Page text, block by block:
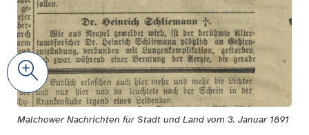
Zoom
Malchower Nachrichten für Stadt und Land vom 3. Januar 1891